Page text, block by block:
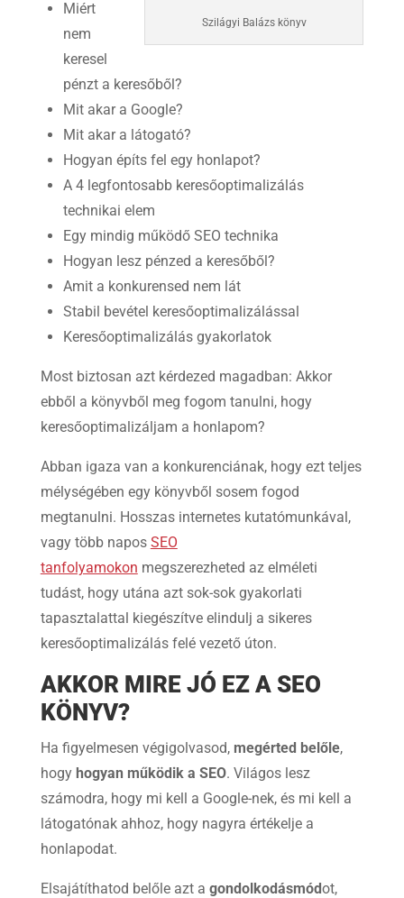
Szilágyi Balázs könyv
Miért
nem
keresel
pénzt a keresőből?
Mit akar a Google?
Mit akar a látogató?
Hogyan építs fel egy honlapot?
A 4 legfontosabb keresőoptimalizálás
technikai elem
Egy mindig működő SEO technika
Hogyan lesz pénzed a keresőből?
Amit a konkurensed nem lát
Stabil bevétel keresőoptimalizálással
Keresőoptimalizálás gyakorlatok
Most biztosan azt kérdezed magadban: Akkor
ebből a könyvből meg fogom tanulni, hogy
keresőoptimalizáljam a honlapom?
Abban igaza van a konkurenciának, hogy ezt teljes
mélységében egy könyvből sosem fogod
megtanulni. Hosszas internetes kutatómunkával,
vagy több napos SEO
tanfolyamokon megszerezheted az elméleti
tudást, hogy utána azt sok-sok gyakorlati
tapasztalattal kiegészítve elindulj a sikeres
keresőoptimalizálás felé vezető úton.
AKKOR MIRE JÓ EZ A SEO
KÖNYV?
Ha figyelmesen végigolvasod, megérted belőle,
hogy hogyan működik a SEO. Világos lesz
számodra, hogy mi kell a Google-nek, és mi kell a
látogatónak ahhoz, hogy nagyra értékelje a
honlapodat.
Elsajátíthatod belőle azt a gondolkodásmódot,